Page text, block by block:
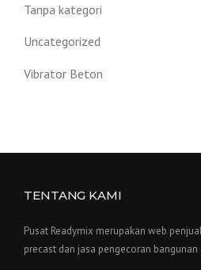
Tanpa kategori
Uncategorized
Vibrator Beton
TENTANG KAMI
Pusat Readymix merupakan web
precast dan jasa pengecoran bangunan